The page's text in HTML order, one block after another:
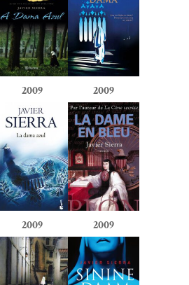
2009 2009
2009 2009